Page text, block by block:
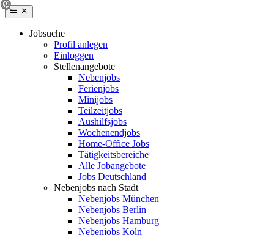
Jobsuche
Profil anlegen
Einloggen
Stellenangebote
Nebenjobs
Ferienjobs
Minijobs
Teilzeitjobs
Aushilfsjobs
Wochenendjobs
Home-Office Jobs
Tätigkeitsbereiche
Alle Jobangebote
Jobs Deutschland
Nebenjobs nach Stadt
Nebenjobs München
Nebenjobs Berlin
Nebenjobs Hamburg
Nebenjobs Köln